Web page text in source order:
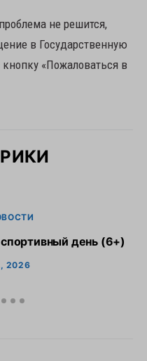
не решится,
в Государственную
«Пожаловаться в
день (6+)
2026